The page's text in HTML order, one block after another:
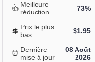
👍 Meilleure
réduction
73%
💲 Prix le plus
bas
$1.95
⏰ Dernière
mise à jour
08 Août
2026